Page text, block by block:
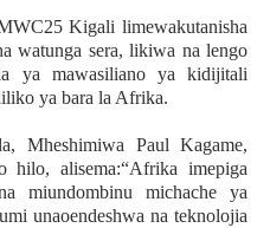
Kigali limewakutanisha
watunga sera, likiwa na lengo
ya mawasiliano ya kidijitali
ya bara la Afrika.
Mheshimiwa Paul Kagame,
hilo, alisema:“Afrika imepiga
miundombinu michache ya
unaoendeshwa na teknolojia